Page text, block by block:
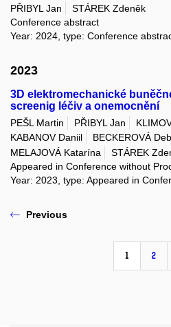
PŘIBYL Jan
STÁREK Zdeněk
Conference abstract
Year: 2024, type: Conference
2023
3D elektromechanické
screenig léčiv a onemocnění
PEŠL Martin PŘIBYL Jan
KABANOV Daniil
BECKEROVÁ
MELAJOVÁ Katarína
STÁREK
Appeared in Conference without
Year: 2023, type: Appeared in
Previous
1 2